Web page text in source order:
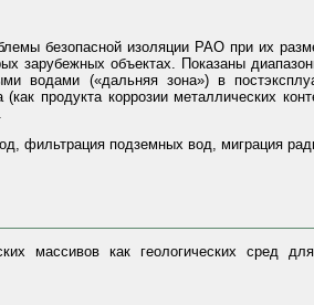
безопасной изоляции РАО при их
зарубежных объектах. Показаны
водами («дальняя зона») в
продукта коррозии металлических
фильтрация подземных вод, миграция
массивов как геологических сред